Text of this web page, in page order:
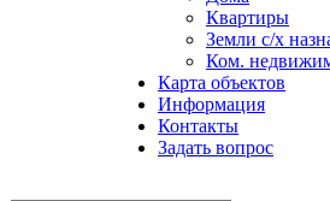
Квартиры
Земли с/х
Ком.
Карта объектов
Информация
Контакты
Задать вопрос